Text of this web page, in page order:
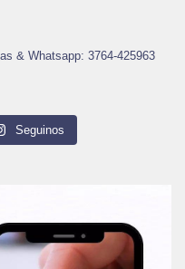
& Whatsapp: 3764-425963
Seguinos